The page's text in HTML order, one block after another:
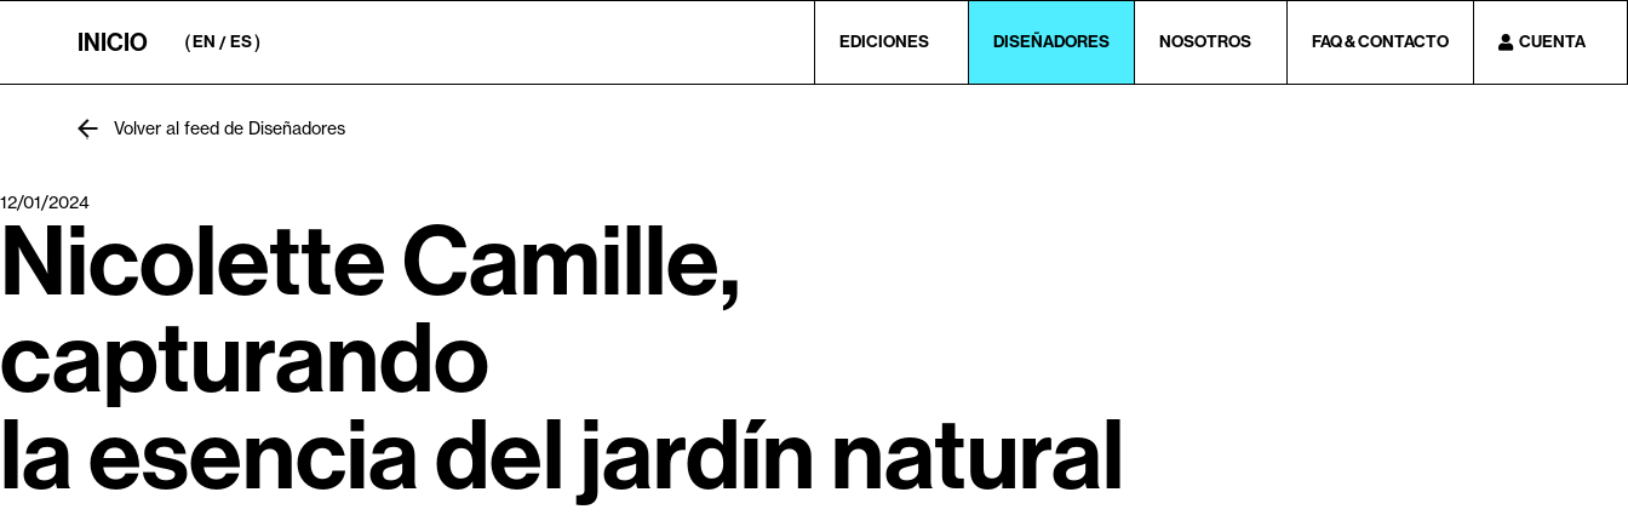
INICIO ES
EN EDICIONES DISEÑADORES NOSOTROS FAQ & CONTACTO CUENTA
Volver al feed de Diseñadores
12/01/2024
Nicolette Camille,
capturando
la esencia del jardín natural